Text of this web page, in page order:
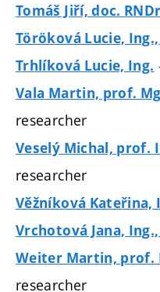
Tomáš Jiří, doc.
Töröková Lucie, Ing.,
Trhlíková Lucie, Ing.
Vala Martin, prof.
researcher
Veselý Michal, prof.
researcher
Věžníková Kateřina,
Vrchotová Jana, Ing.,
Weiter Martin, prof.
researcher